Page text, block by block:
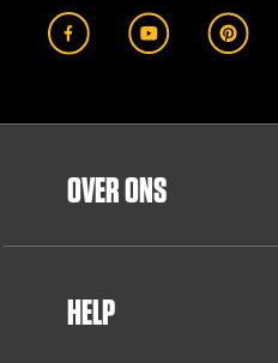
OVER ONS
HELP